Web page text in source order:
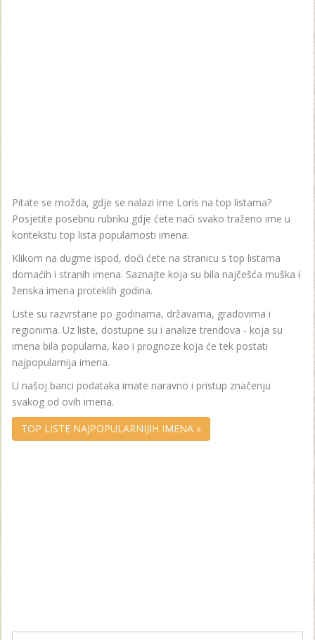
Pitate se možda, gdje se nalazi ime Loris na top listama?
Posjetite posebnu rubriku gdje ćete naći svako traženo ime u
kontekstu top lista popularnosti imena.
Klikom na dugme ispod, doći ćete na stranicu s top listama
domaćih i stranih imena. Saznajte koja su bila najčešća muška i
ženska imena proteklih godina.
Liste su razvrstane po godinama, državama, gradovima i
regionima. Uz liste, dostupne su i analize trendova - koja su
imena bila popularna, kao i prognoze koja će tek postati
najpopularnija imena.
U našoj banci podataka imate naravno i pristup značenju
svakog od ovih imena.
TOP LISTE NAJPOPULARNIJIH IMENA »